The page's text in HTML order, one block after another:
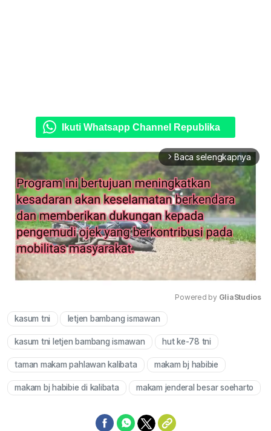
Ikuti Whatsapp Channel Republika
arrow_forward_ios Baca selengkapnya
Powered by GliaStudios
kasum tni letjen bambang ismawan
kasum tni letjen bambang ismawan hut ke-78 tni
taman makam pahlawan kalibata makam bj habibie
makam bj habibie di kalibata makam jenderal besar soeharto